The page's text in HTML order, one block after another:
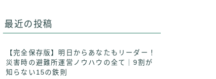
最近の投稿
【完全保存版】明日からあなたもリーダー！
災害時の避難所運営ノウハウの全て｜9割が
知らない15の鉄則